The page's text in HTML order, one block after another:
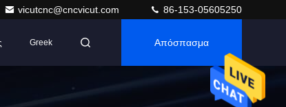
vicutcnc@cncvicut.com 86-153-05605250
Greek Απόσπασμα